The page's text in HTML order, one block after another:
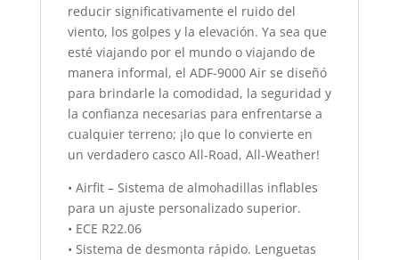
reducir significativamente el ruido del
viento, los golpes y la elevación. Ya sea que
esté viajando por el mundo o viajando de
manera informal, el ADF-9000 Air se diseñó
para brindarle la comodidad, la seguridad y
la confianza necesarias para enfrentarse a
cualquier terreno; ¡lo que lo convierte en
un verdadero casco All-Road, All-Weather!
• Airfit – Sistema de almohadillas inflables
para un ajuste personalizado superior.
• ECE R22.06
• Sistema de desmonta rápido. Lenguetas